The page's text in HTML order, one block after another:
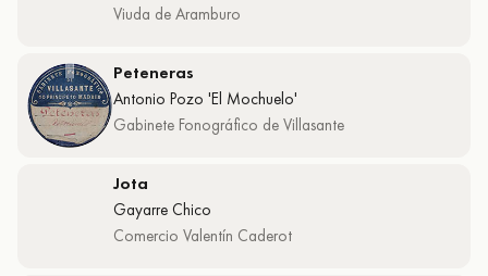
Viuda de Aramburo
Peteneras
Antonio Pozo 'El Mochuelo'
Gabinete Fonográfico de Villasante
Jota
Gayarre Chico
Comercio Valentín Caderot